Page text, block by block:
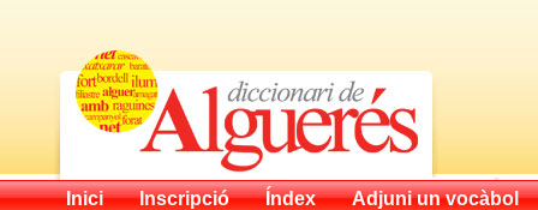
Inici Inscripció Índex Adjuni un vocàbol